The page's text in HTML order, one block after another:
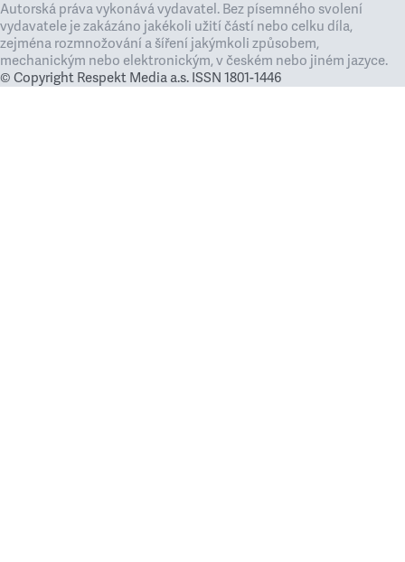
Autorská práva vykonává vydavatel. Bez písemného svolení
vydavatele je zakázáno jakékoli užití částí nebo celku díla,
zejména rozmnožování a šíření jakýmkoli způsobem,
mechanickým nebo elektronickým, v českém nebo jiném jazyce.
© Copyright Respekt Media a.s. ISSN 1801-1446